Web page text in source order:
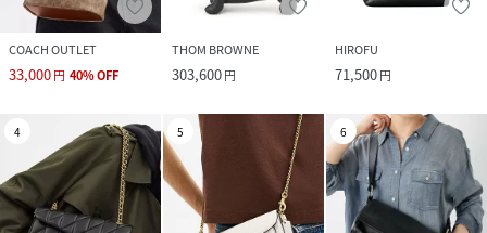
COACH OUTLET
33,000円 40%OFF
THOM BROWNE
303,600円
HIROFU
71,500円
4 5 6